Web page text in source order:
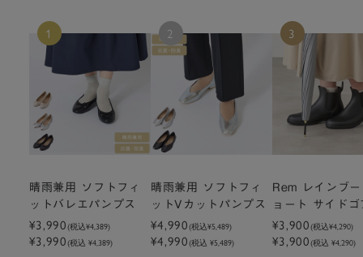
1
晴雨兼用 ソフトフィ
ットバレエパンプス
¥3,990(税込¥4,389)
¥3,990(税込 ¥4,389)
2
晴雨兼用 ソフトフィ
ットVカットパンプス
¥4,990(税込¥5,489)
¥4,990(税込 ¥5,489)
3
Rem レインブ
ョート サイド
ラック
¥3,900(税込¥4,290)
¥3,900(税込 ¥4,290)